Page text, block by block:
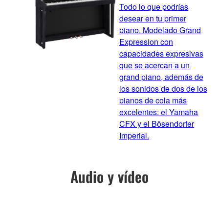
Todo lo que podrías
desear en tu primer
piano. Modelado Grand
Expression con
capacidades expresivas
que se acercan a un
grand piano, además de
los sonidos de dos de los
pianos de cola más
excelentes: el Yamaha
CFX y el Bösendorfer
Imperial.
Audio y vídeo